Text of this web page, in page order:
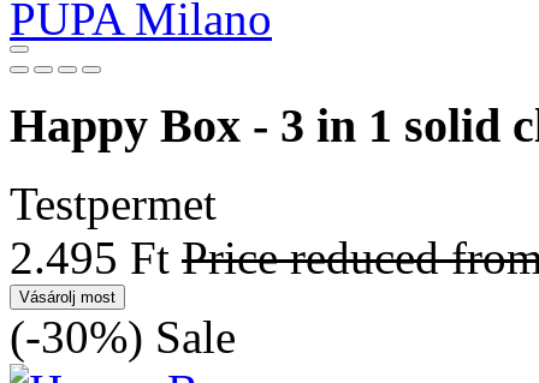
Happy Box - 3 in 1 solid
Testpermet
2.495 Ft Price reduced
Vásárolj most
(-30%) Sale